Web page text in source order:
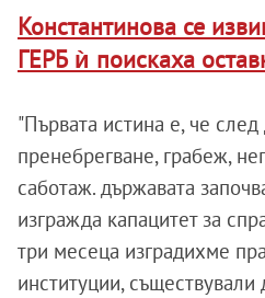
Константинова се
ГЕРБ ѝ поискаха
"Първата истина е, че
пренебрегване, грабеж,
саботаж. държавата
изгражда капацитет за
три месеца изградихме
институции,